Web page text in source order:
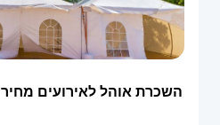
השכרת אוהל לאירועים מחיר